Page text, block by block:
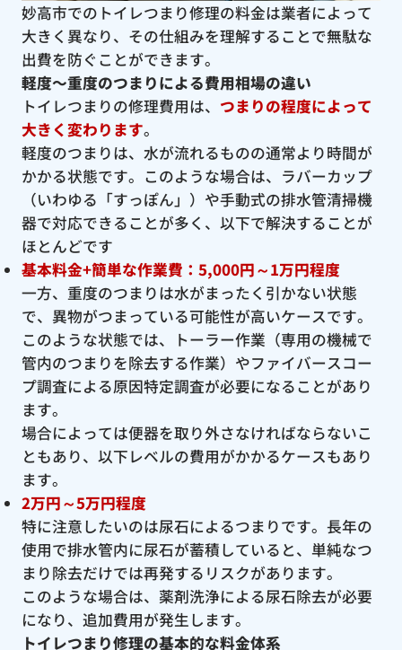
妙高市でのトイレつまり修理の料金は業者によって
大きく異なり、その仕組みを理解することで無駄な
出費を防ぐことができます。
軽度〜重度のつまりによる費用相場の違い
トイレつまりの修理費用は、 つまりの程度によって
大きく変わります。
軽度のつまりは、水が流れるものの通常より時間が
かかる状態です。このような場合は、ラバーカップ
（いわゆる「すっぽん」）や手動式の排水管清掃機
器で対応できることが多く、以下で解決することが
ほとんどです
基本料金+簡単な作業費：5,000円～1万円程度
一方、重度のつまりは水がまったく引かない状態
で、異物がつまっている可能性が高いケースです。
このような状態では、トーラー作業（専用の機械で
管内のつまりを除去する作業）やファイバースコー
プ調査による原因特定調査が必要になることがあり
ます。
場合によっては便器を取り外さなければならないこ
ともあり、以下レベルの費用がかかるケースもあり
ます。
2万円～5万円程度
特に注意したいのは尿石によるつまりです。長年の
使用で排水管内に尿石が蓄積していると、単純なつ
まり除去だけでは再発するリスクがあります。
このような場合は、薬剤洗浄による尿石除去が必要
になり、追加費用が発生します。
トイレつまり修理の基本的な料金体系